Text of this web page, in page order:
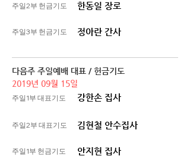
주일2부 헌금기도 한동일 장로
주일3부 헌금기도 정아란 간사
다음주 주일예배 대표 / 헌금기도
2019년 09월 15일
주일1부 대표기도 강한손 집사
주일2부 대표기도 김현철 안수집사
주일1부 헌금기도 안지현 집사